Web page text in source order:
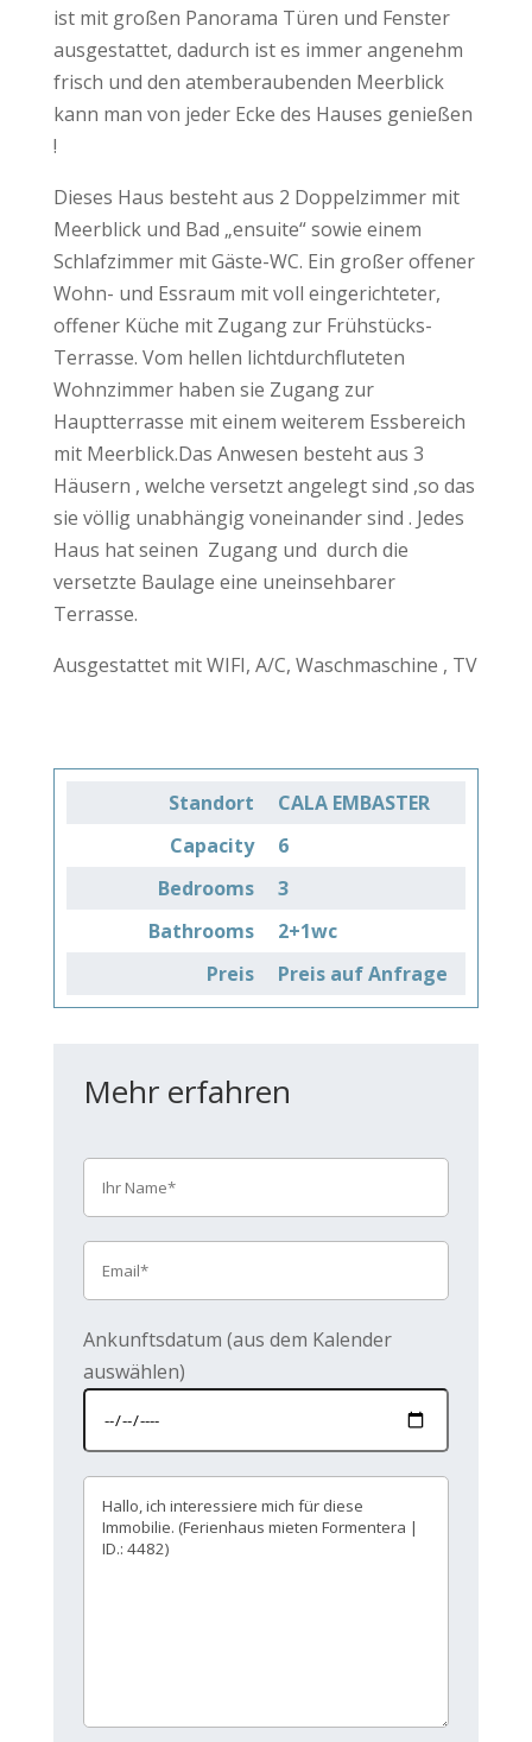
ist mit großen Panorama Türen und Fenster
ausgestattet, dadurch ist es immer angenehm
frisch und den atemberaubenden Meerblick
kann man von jeder Ecke des Hauses genießen
!
Dieses Haus besteht aus 2 Doppelzimmer mit
Meerblick und Bad „ensuite“ sowie einem
Schlafzimmer mit Gäste-WC. Ein großer offener
Wohn- und Essraum mit voll eingerichteter,
offener Küche mit Zugang zur Frühstücks-
Terrasse. Vom hellen lichtdurchfluteten
Wohnzimmer haben sie Zugang zur
Hauptterrasse mit einem weiterem Essbereich
mit Meerblick.Das Anwesen besteht aus 3
Häusern , welche versetzt angelegt sind ,so das
sie völlig unabhängig voneinander sind . Jedes
Haus hat seinen Zugang und durch die
versetzte Baulage eine uneinsehbarer
Terrasse.
Ausgestattet mit WIFI, A/C, Waschmaschine , TV
Standort
CALA EMBASTER
Capacity
6
Bedrooms
3
Bathrooms
2+1wc
Preis
Preis auf Anfrage
Mehr erfahren
Ankunftsdatum (aus dem Kalender
auswählen)